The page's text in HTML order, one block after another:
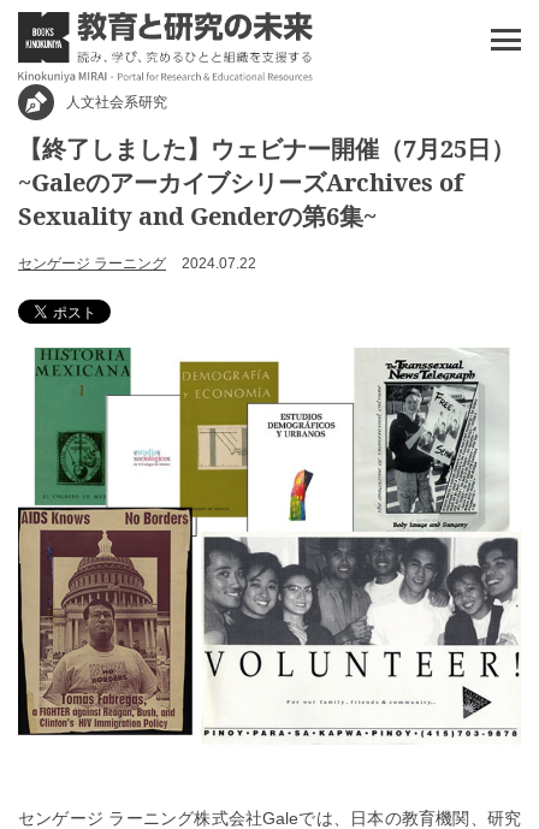
人文社会系研究
【終了しました】ウェビナー開催（7月25日）
~GaleのアーカイブシリーズArchives of
Sexuality and Genderの第6集~
センゲージ ラーニング 2024.07.22
センゲージ ラーニング株式会社Galeでは、日本の教育機関、研究